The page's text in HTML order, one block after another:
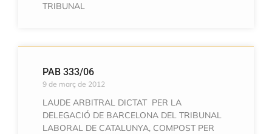
TRIBUNAL
PAB 333/06
9 de març de 2012
LAUDE ARBITRAL DICTAT PER LA
DELEGACIÓ DE BARCELONA DEL TRIBUNAL
LABORAL DE CATALUNYA, COMPOST PER